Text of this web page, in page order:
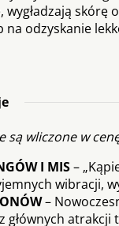
skórę
odzyskanie
są wliczone w
I MIS–
wibracji,
–
głównych